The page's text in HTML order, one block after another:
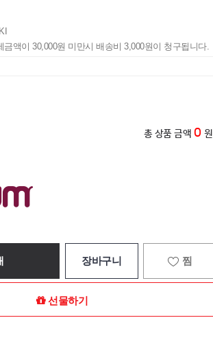
금액이 30,000원 미만시 배송비 3,000원이 청구됩니다.
총 상품 금액 0 원
장바구니 찜
선물하기